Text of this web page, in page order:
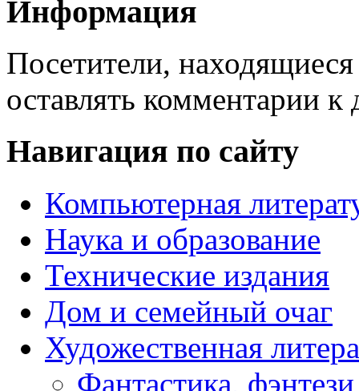
Информация
Посетители,
оставлять комментарии к
Навигация по сайту
Компьютерная
Наука и образование
Технические издания
Дом и семейный очаг
Художественная
Фантастика, фэнтези